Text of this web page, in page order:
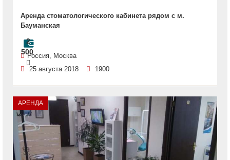
Аренда стоматологического кабинета рядом с м.
Бауманская
2
500Россия, Москва
25 августа 2018
1900
АРЕНДА